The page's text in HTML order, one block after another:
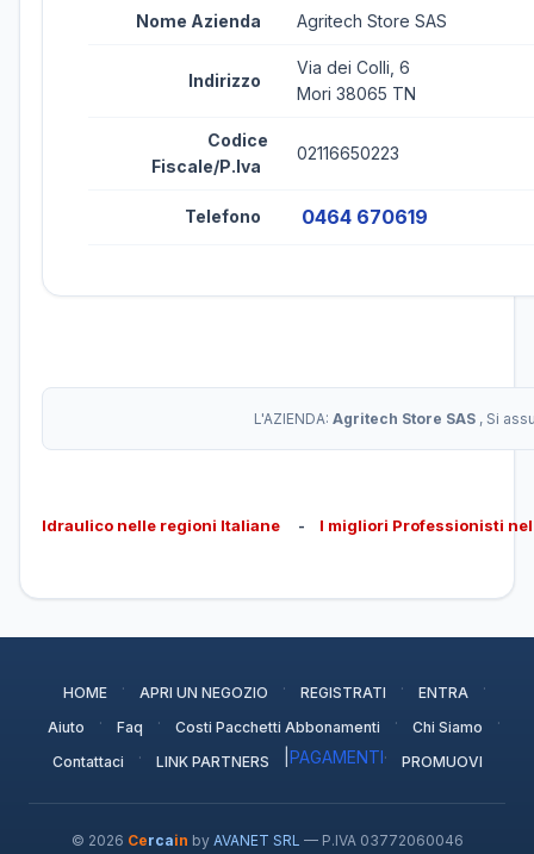
Nome Azienda Agritech Store SAS
Indirizzo
Via dei Colli, 6
Mori 38065 TN
Codice
Fiscale/P.Iva
02116650223
Telefono 0464 670619
L'AZIENDA: Agritech Store SAS , Si
Idraulico nelle regioni Italiane - I migliori Professionisti
HOME · APRI UN NEGOZIO · REGISTRATI · ENTRA ·
Aiuto · Faq · Costi Pacchetti Abbonamenti · Chi Siamo ·
Contattaci · LINK PARTNERS PAGAMENTI· PROMUOVI
© 2026 Cercain by AVANET SRL — P.IVA 03772060046